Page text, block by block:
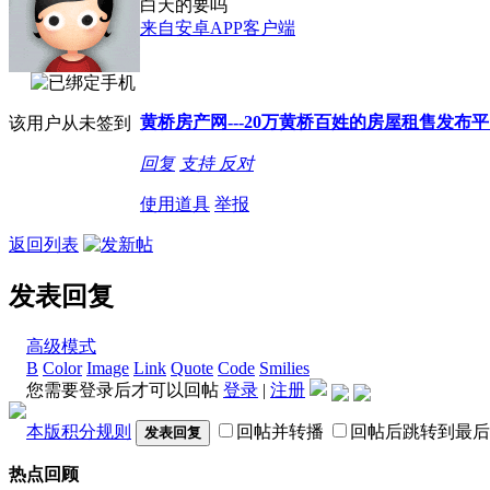
该用户从未签到
白天的要吗
来自安卓APP客户端
黄桥房产网---20万黄桥百姓的房屋租售发布平
回复 支持 反对
使用道具 举报
返回列表
发表回复
高级模式
B Color Image Link Quote Code Smilies
您需要登录后才可以回帖 登录 | 注册
本版积分规则 发表回复 回帖并转播 回帖后跳转到最
热点回顾